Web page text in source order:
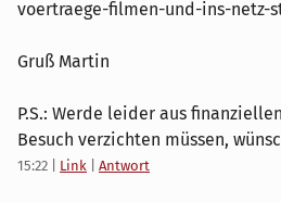
voertraege-filmen-und-ins-netz-
Gruß Martin
P.S.: Werde leider aus
Besuch verzichten müssen,
15:22 Link Antwort